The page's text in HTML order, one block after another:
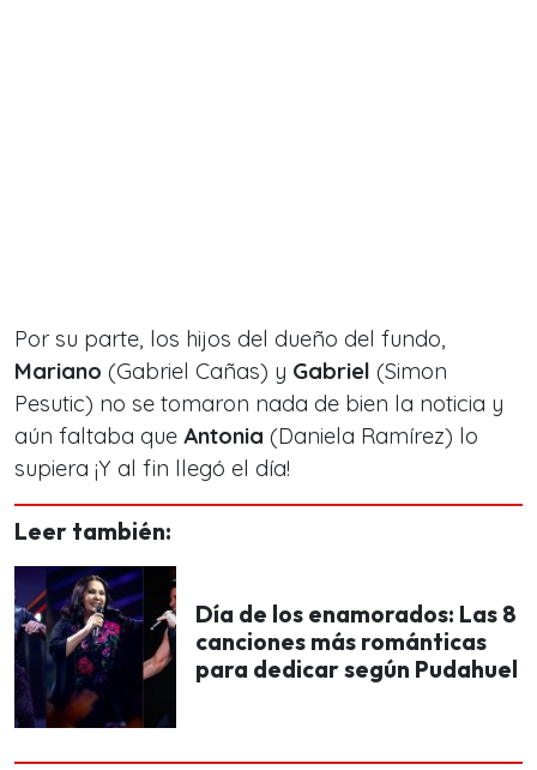
Por su parte, los hijos del dueño del fundo,
Mariano (Gabriel Cañas) y Gabriel (Simon
Pesutic) no se tomaron nada de bien la noticia y
aún faltaba que Antonia (Daniela Ramírez) lo
supiera ¡Y al fin llegó el día!
Leer también:
Día de los enamorados: Las 8
canciones más románticas
para dedicar según Pudahuel